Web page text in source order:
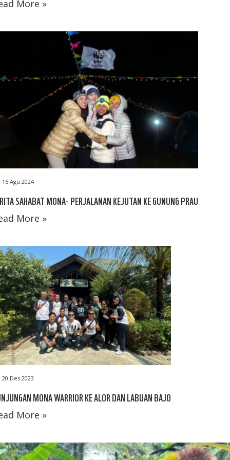
More »
16 Agu 2024
SAHABAT MONA- PERJALANAN KEJUTAN KE GUNUNG PRAU
More »
20 Des 2023
MONA WARRIOR KE ALOR DAN LABUAN BAJO
More »